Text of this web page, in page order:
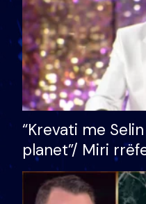
“Krevati me
planet”/ Miri
bukura në
mungojë zilja e